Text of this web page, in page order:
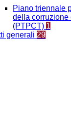
Piano triennale
della corruzione
(PTPCT) 1
generali 29